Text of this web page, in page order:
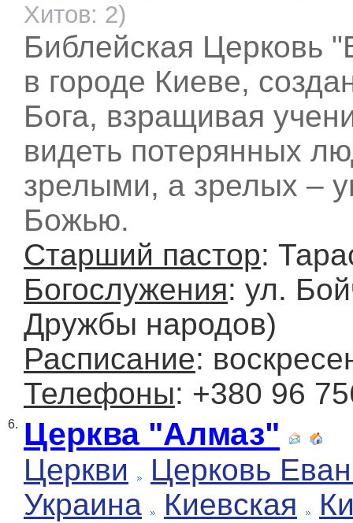
Хитов: 2)
Библейская Церковь
в городе Киеве,
Бога, взращивая
видеть потерянных
зрелыми, а зрелых –
Божью.
Старший пастор:
Богослужения: ул.
Дружбы народов)
Расписание:
Телефоны: +380 96
6. Церква "Алмаз"
Церкви
Церковь
Украина
Киевская